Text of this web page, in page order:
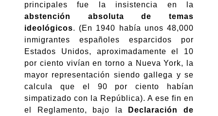
principales fue la insistencia en la
abstención absoluta de temas
ideológicos. (En 1940 había unos 48,000
inmigrantes españoles esparcidos por
Estados Unidos, aproximadamente el 10
por ciento vivían en torno a Nueva York, la
mayor representación siendo gallega y se
calcula que el 90 por ciento habían
simpatizado con la República). A ese fin en
el Reglamento, bajo la
Declaración de